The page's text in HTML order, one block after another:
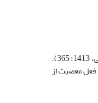
قائلان این دیدگاه (برای نمونه: رازی، 1411: 522؛ سیوری، 1396: 244) «عصمت» را منافی با اختیار معصوم نسبت به انجام معاصی نمی‏دانند، و خود بر چند طایفه‏اند (حلی، 1413: 365).
فعل معصیت از